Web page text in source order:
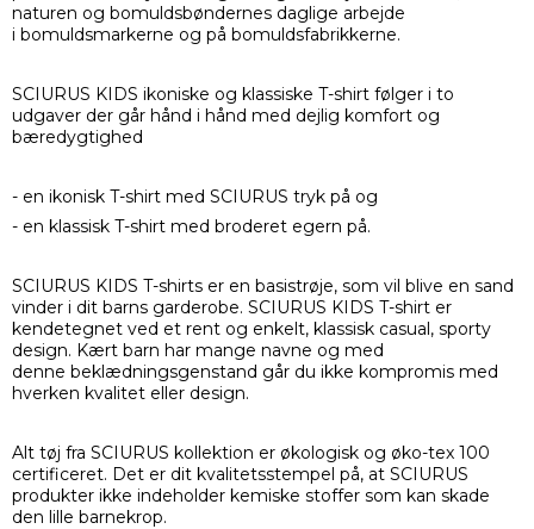
naturen og bomuldsbøndernes daglige arbejde
i bomuldsmarkerne og på bomuldsfabrikkerne.
SCIURUS KIDS ikoniske og klassiske T-shirt følger i to
udgaver der går hånd i hånd med dejlig komfort og
bæredygtighed
- en ikonisk T-shirt med SCIURUS tryk på og
- en klassisk T-shirt med broderet egern på.
SCIURUS KIDS T-shirts er en basistrøje, som vil blive en sand
vinder i dit barns garderobe. SCIURUS KIDS T-shirt er
kendetegnet ved et rent og enkelt, klassisk casual, sporty
design. Kært barn har mange navne og med
denne beklædningsgenstand går du ikke kompromis med
hverken kvalitet eller design.
Alt tøj fra SCIURUS kollektion er økologisk og øko-tex 100
certificeret. Det er dit kvalitetsstempel på, at SCIURUS
produkter ikke indeholder kemiske stoffer som kan skade
den lille barnekrop.